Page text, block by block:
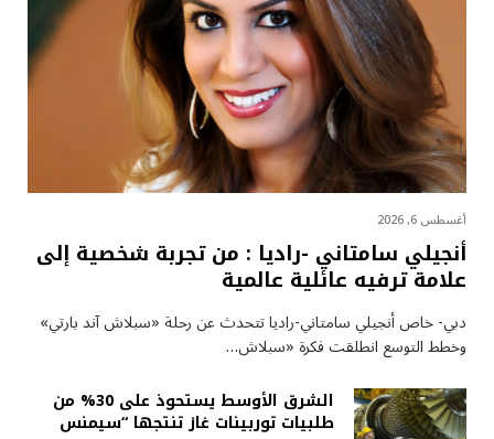
أغسطس 6, 2026
أنجيلي سامتاني -راديا : من تجربة شخصية إلى
علامة ترفيه عائلية عالمية
دبي- خاص أنجيلي سامتاني-راديا تتحدث عن رحلة «سبلاش آند بارتي»
وخطط التوسع انطلقت فكرة «سبلاش…
الشرق الأوسط يستحوذ على 30% من
طلبيات توربينات غاز تنتجها “سيمنس